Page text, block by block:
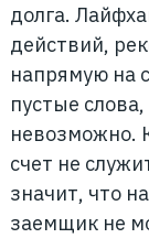
долга.
действий,
напрямую на
пустые
невозможно.
счет не
значит, что
заемщик не